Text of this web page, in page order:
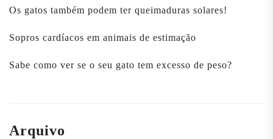
Os gatos também podem ter queimaduras solares!
Sopros cardíacos em animais de estimação
Sabe como ver se o seu gato tem excesso de peso?
Arquivo